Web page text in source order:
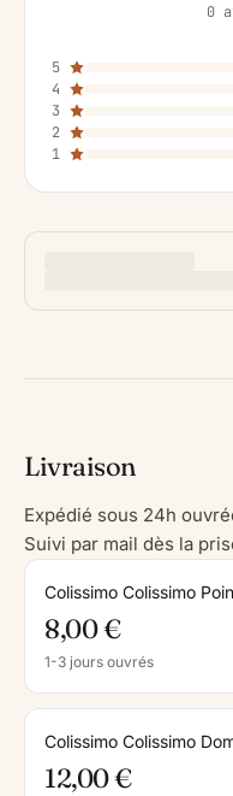
0
5
4
3
2
1
Livraison
Expédié sous 24h
Suivi par mail dès la
Colissimo Colissimo
8,00 €
1-3 jours ouvrés
Colissimo Colissimo
12,00 €